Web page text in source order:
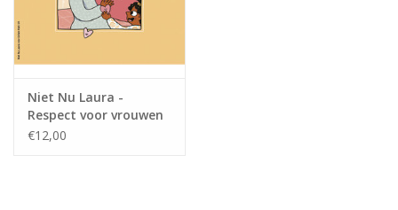
Niet Nu Laura -
Respect voor vrouwen
€12,00